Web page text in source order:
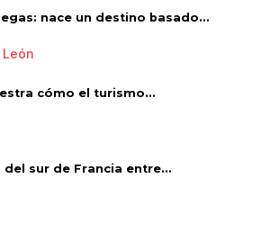
nace un destino basado...
cómo el turismo...
sur de Francia entre...